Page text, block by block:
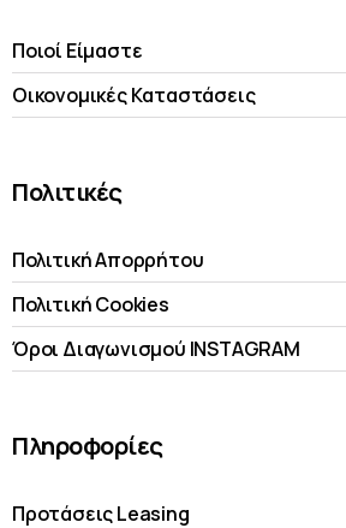
Ποιοί Είμαστε
Οικονομικές Kαταστάσεις
Πολιτικές
Πολιτική Απορρήτου
Πολιτική Cookies
Όροι Διαγωνισμού INSTAGRAM
Πληροφορίες
Προτάσεις Leasing